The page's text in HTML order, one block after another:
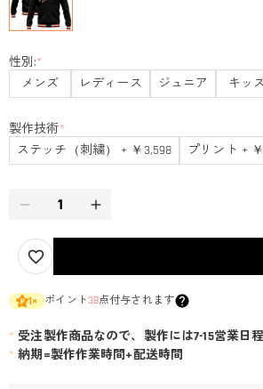
性別:*
メンズ
レディース ジュニア キッ
製作技術*
ステッチ（刺繍） + ￥3,598
プリント +
1× ポイント38点付与されます
* 受注製作商品なので、製作には7-15営業日
* 納期=製作作業時間+配送時間